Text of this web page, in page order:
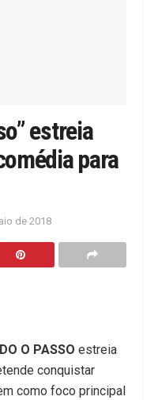
estreia
para
de 2018
O PASSO estreia
conquistar
como foco principal